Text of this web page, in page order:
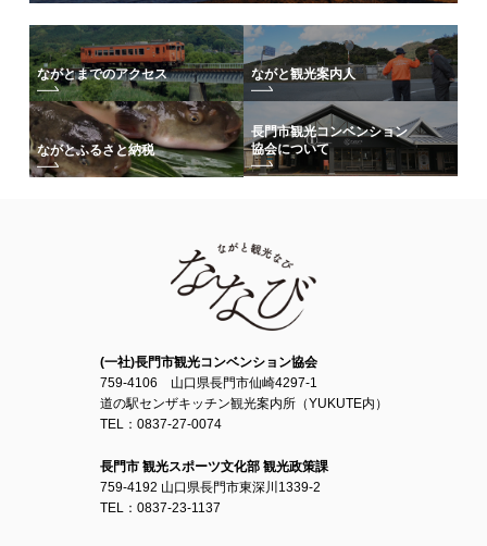
ながとまでのアクセス ながと観光案内人
ながとふるさと納税
長門市観光コンベンション
協会について
(一社)長門市観光コンベンション協会
759-4106 山口県長門市仙崎4297-1
道の駅センザキッチン観光案内所（YUKUTE内）
TEL：0837-27-0074
長門市 観光スポーツ文化部 観光政策課
759-4192 山口県長門市東深川1339-2
TEL：0837-23-1137